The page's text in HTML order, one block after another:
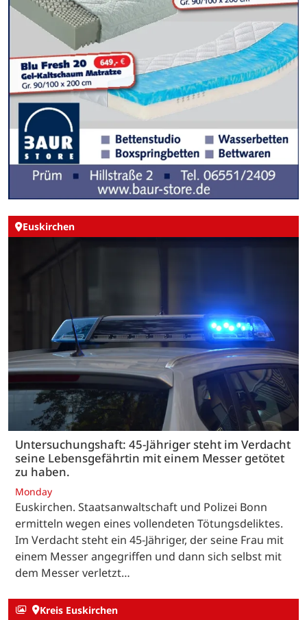
Euskirchen
Untersuchungshaft: 45-Jähriger steht im Verdacht
seine Lebensgefährtin mit einem Messer getötet
zu haben.
Monday
Euskirchen. Staatsanwaltschaft und Polizei Bonn
ermitteln wegen eines vollendeten Tötungsdeliktes.
Im Verdacht steht ein 45-Jähriger, der seine Frau mit
einem Messer angegriffen und dann sich selbst mit
dem Messer verletzt…
Kreis Euskirchen